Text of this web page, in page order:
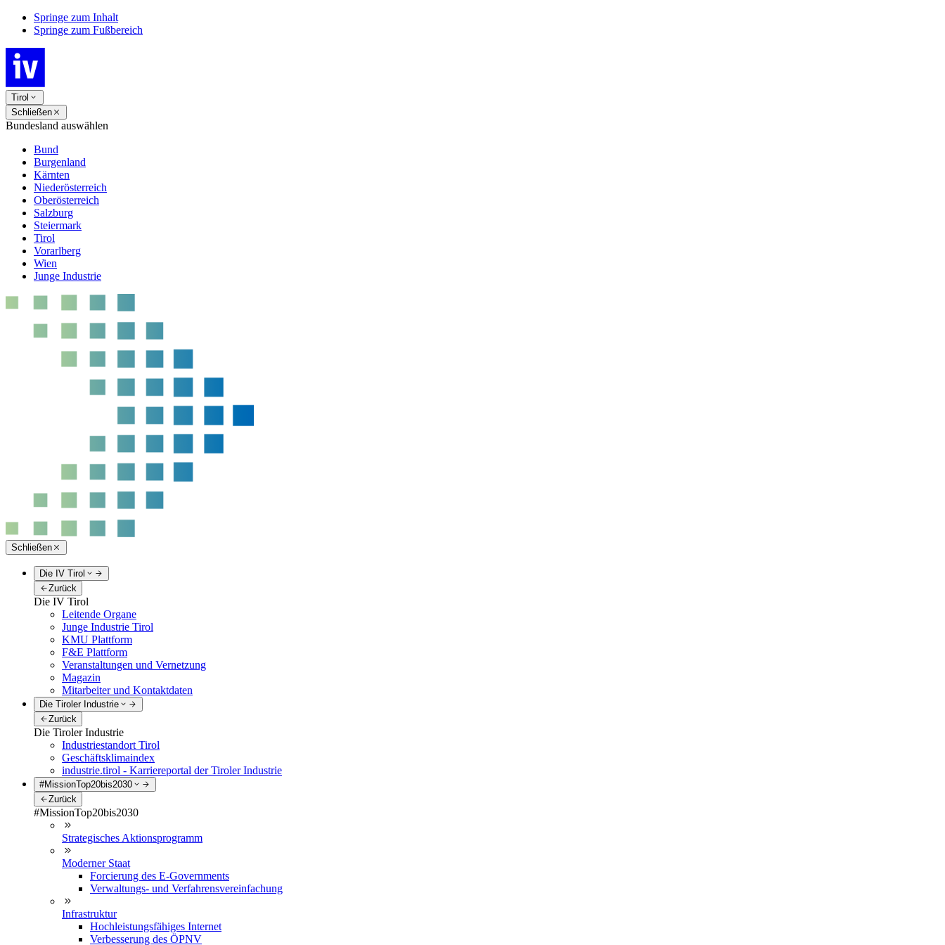
Springe zum Inhalt
Springe zum Fußbereich
Tirol
Schließen
Bundesland auswählen
Bund
Burgenland
Kärnten
Niederösterreich
Oberösterreich
Salzburg
Steiermark
Tirol
Vorarlberg
Wien
Junge Industrie
Schließen
Die IV Tirol
Zurück
Die IV Tirol
Leitende Organe
Junge Industrie Tirol
KMU Plattform
F&E Plattform
Veranstaltungen und Vernetzung
Magazin
Mitarbeiter und Kontaktdaten
Die Tiroler Industrie
Zurück
Die Tiroler Industrie
Industriestandort Tirol
Geschäftsklimaindex
industrie.tirol - Karriereportal der Tiroler Industrie
#MissionTop20bis2030
Zurück
#MissionTop20bis2030
Strategisches Aktionsprogramm
Moderner Staat
Forcierung des E-Governments
Verwaltungs- und Verfahrensvereinfachung
Infrastruktur
Hochleistungsfähiges Internet
Verbesserung des ÖPNV